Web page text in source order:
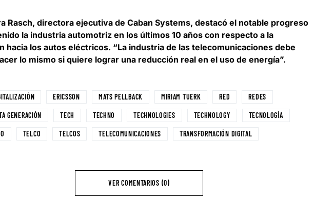
Rasch, directora ejecutiva de Caban Systems, destacó el notable progreso
la industria automotriz en los últimos 10 años con respecto a la
hacia los autos eléctricos. “La industria de las telecomunicaciones debe
lo mismo si quiere lograr una reducción real en el uso de energía”.
ERICSSON MATS PELLBACK MIRIAM TUERK RED REDES
GENERACIÓN TECH TECHNO TECHNOLOGIES TECHNOLOGY TECNOLOGÍA
TELCO TELCOS TELECOMUNICACIONES TRANSFORMACIÓN DIGITAL
VER COMENTARIOS (0)